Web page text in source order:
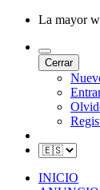
La mayor
Cerrar
INICIO